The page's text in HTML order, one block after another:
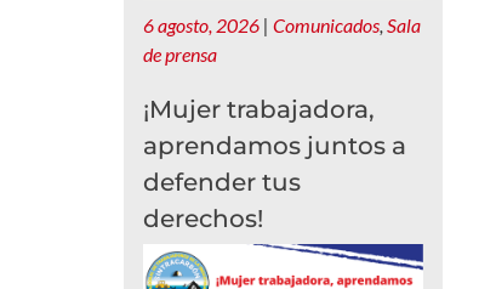
6 agosto, 2026 | Comunicados Sala
de prensa
¡Mujer trabajadora,
aprendamos juntos a
defender tus
derechos!